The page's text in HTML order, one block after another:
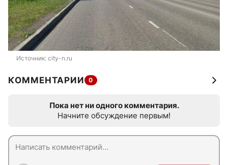
Источник: city-n.ru
КОММЕНТАРИИ 0
Пока нет ни одного комментария.
Начните обсуждение первым!